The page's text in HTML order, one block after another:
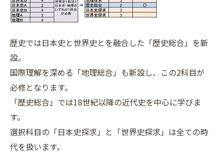
歴史では日本史と世界史とを融合した「歴史総合」を新
設。
国際理解を深める「地理総合」も新設し、この2科目が
必修となります。
「歴史総合」では18世紀以降の近代史を中心に学びま
す。
選択科目の「日本史探求」と「世界史探求」は全ての時
代を扱います。